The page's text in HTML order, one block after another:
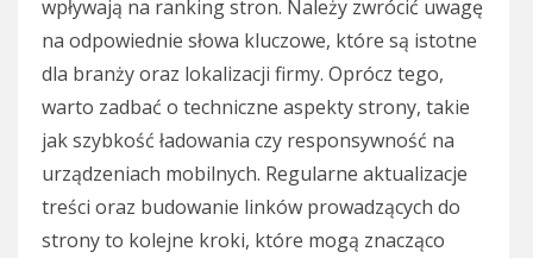
wpływają na ranking stron. Należy zwrócić uwagę
na odpowiednie słowa kluczowe, które są istotne
dla branży oraz lokalizacji firmy. Oprócz tego,
warto zadbać o techniczne aspekty strony, takie
jak szybkość ładowania czy responsywność na
urządzeniach mobilnych. Regularne aktualizacje
treści oraz budowanie linków prowadzących do
strony to kolejne kroki, które mogą znacząco